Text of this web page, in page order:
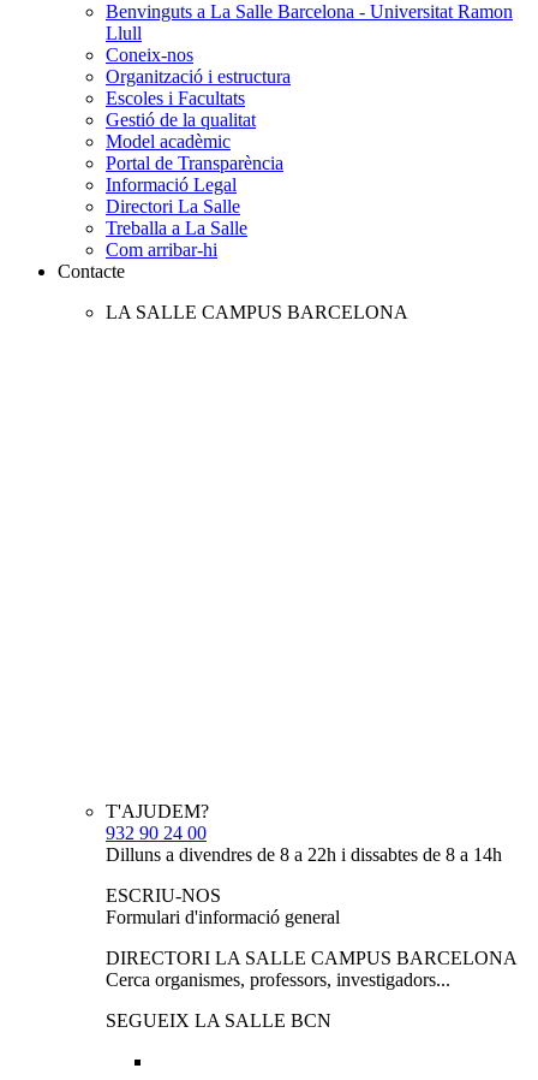
Benvinguts a La Salle Barcelona - Universitat Ramon
Llull
Coneix-nos
Organització i estructura
Escoles i Facultats
Gestió de la qualitat
Model acadèmic
Portal de Transparència
Informació Legal
Directori La Salle
Treballa a La Salle
Com arribar-hi
Contacte
LA SALLE CAMPUS BARCELONA
T'AJUDEM?
932 90 24 00
Dilluns a divendres de 8 a 22h i dissabtes de 8 a 14h
ESCRIU-NOS
Formulari d'informació general
DIRECTORI LA SALLE CAMPUS BARCELONA
Cerca organismes, professors, investigadors...
SEGUEIX LA SALLE BCN